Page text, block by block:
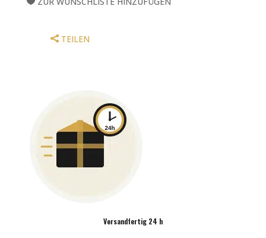
TEILEN
Versandfertig 24 h